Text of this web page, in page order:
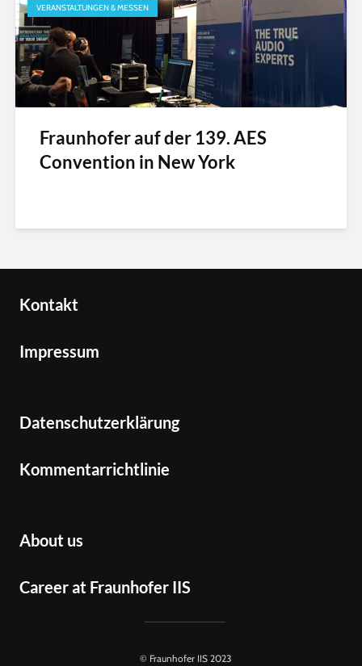
VERANSTALTUNGEN & MESSEN
Fraunhofer auf der 139. AES
Convention in New York
Kontakt
Impressum
Datenschutzerklärung
Kommentarrichtlinie
About us
Career at Fraunhofer IIS
© Fraunhofer IIS 2023